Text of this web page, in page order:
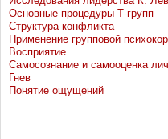
Основные процедуры Т-групп
Структура конфликта
Применение групповой
Восприятие
Самосознание и самооценка
Гнев
Понятие ощущений